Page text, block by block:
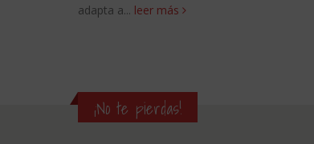
adapta a... leer más
¡No te pierdas!